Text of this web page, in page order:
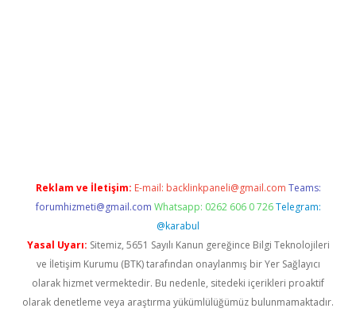
Reklam ve İletişim: E-mail: backlinkpaneli@gmail.com Teams:
forumhizmeti@gmail.com Whatsapp: 0262 606 0 726 Telegram:
@karabul
Yasal Uyarı: Sitemiz, 5651 Sayılı Kanun gereğince Bilgi Teknolojileri
ve İletişim Kurumu (BTK) tarafından onaylanmış bir Yer Sağlayıcı
olarak hizmet vermektedir. Bu nedenle, sitedeki içerikleri proaktif
olarak denetleme veya araştırma yükümlülüğümüz bulunmamaktadır.